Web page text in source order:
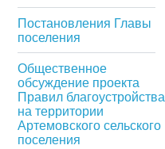
Постановления Главы
поселения
Общественное
обсуждение проекта
Правил благоустройства
на территории
Артемовского сельского
поселения